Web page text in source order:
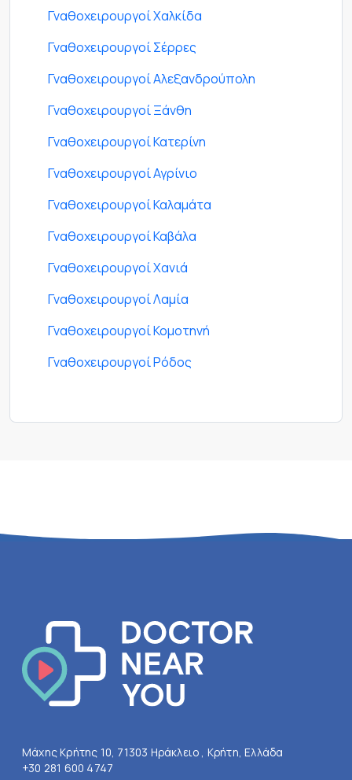
Γναθοχειρουργοί Χαλκίδα
Γναθοχειρουργοί Σέρρες
Γναθοχειρουργοί Αλεξανδρούπολη
Γναθοχειρουργοί Ξάνθη
Γναθοχειρουργοί Κατερίνη
Γναθοχειρουργοί Αγρίνιο
Γναθοχειρουργοί Καλαμάτα
Γναθοχειρουργοί Καβάλα
Γναθοχειρουργοί Χανιά
Γναθοχειρουργοί Λαμία
Γναθοχειρουργοί Κομοτηνή
Γναθοχειρουργοί Ρόδος
Μάχης Κρήτης 10, 71303 Ηράκλειο , Κρήτη, Ελλάδα
+30 281 600 4747